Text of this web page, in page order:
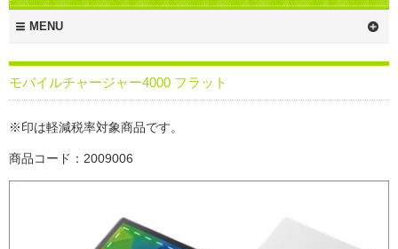
2999円編］もらってうれしい人気ラ…
MENU
モバイルチャージャー4000 フラット
※印は軽減税率対象商品です。
商品コード：2009006